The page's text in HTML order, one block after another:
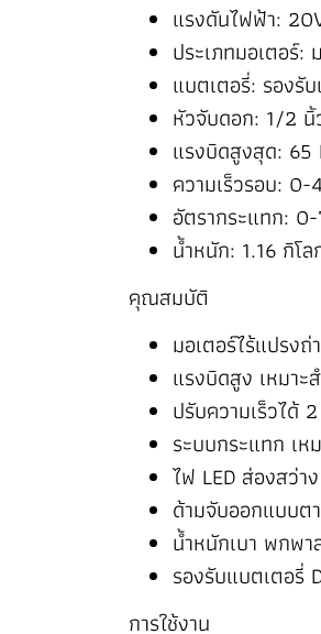
แรงดันไฟฟ้า:
ประเภทมอเตอร์:
แบตเตอรี่: รองรั
หัวจับดอก: 1/2
แรงบิดสูงสุด: 65
ความเร็วรอบ:
อัตรากระแทก:
น้ำหนัก: 1.16 กิโ
คุณสมบัติ
มอเตอร์ไร้แปรง
แรงบิดสูง เหมาะ
ปรับความเร็วได้
ระบบกระแทก เห
ไฟ LED ส่องสว่า
ด้ามจับออกแบบต
น้ำหนักเบา พกพา
รองรับแบตเตอรี่
การใช้งาน